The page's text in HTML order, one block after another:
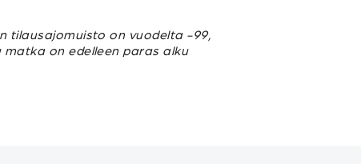
tilausajomuisto on vuodelta -99,
on edelleen paras alku